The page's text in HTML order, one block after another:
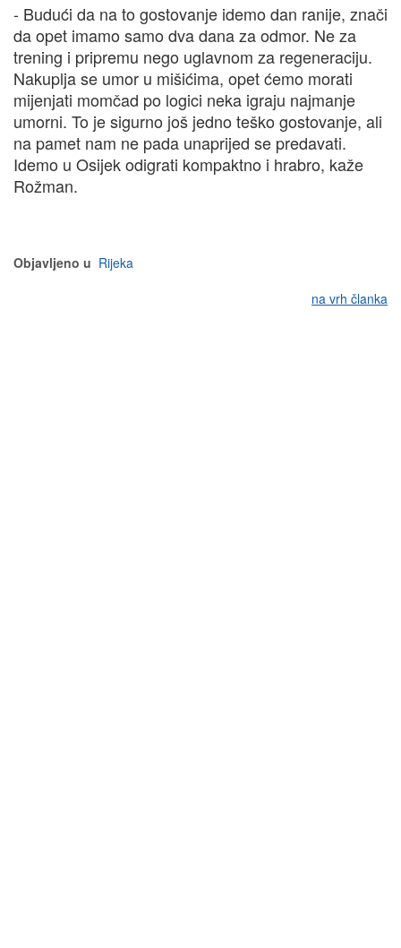
- Budući da na to gostovanje idemo dan ranije, znači
da opet imamo samo dva dana za odmor. Ne za
trening i pripremu nego uglavnom za regeneraciju.
Nakuplja se umor u mišićima, opet ćemo morati
mijenjati momčad po logici neka igraju najmanje
umorni. To je sigurno još jedno teško gostovanje, ali
na pamet nam ne pada unaprijed se predavati.
Idemo u Osijek odigrati kompaktno i hrabro, kaže
Rožman.
Objavljeno u Rijeka
na vrh članka